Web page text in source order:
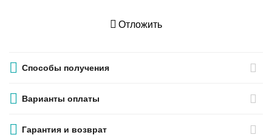
Отложить
Способы получения
Варианты оплаты
Гарантия и возврат